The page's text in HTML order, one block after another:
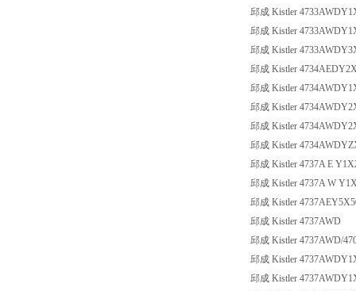
邱成 Kistler
邱成 Kistler
邱成 Kistler
邱成 Kistler
邱成 Kistler
邱成 Kistler
邱成 Kistler
邱成 Kistler
邱成 Kistler 4737A E
邱成 Kistler 4737A W
邱成 Kistler
邱成 Kistler 4737AWD
邱成 Kistler 4737AWD/
邱成 Kistler
邱成 Kistler